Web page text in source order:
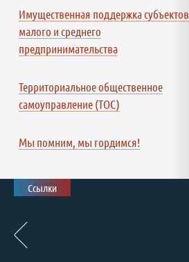
Имущественная поддержка субъектов
малого и среднего
предпринимательства
Территориальное общественное
самоуправление (ТОС)
Мы помним, мы гордимся!
Ссылки